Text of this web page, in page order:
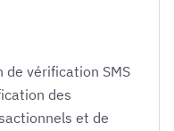
de vérification SMS
des
et de